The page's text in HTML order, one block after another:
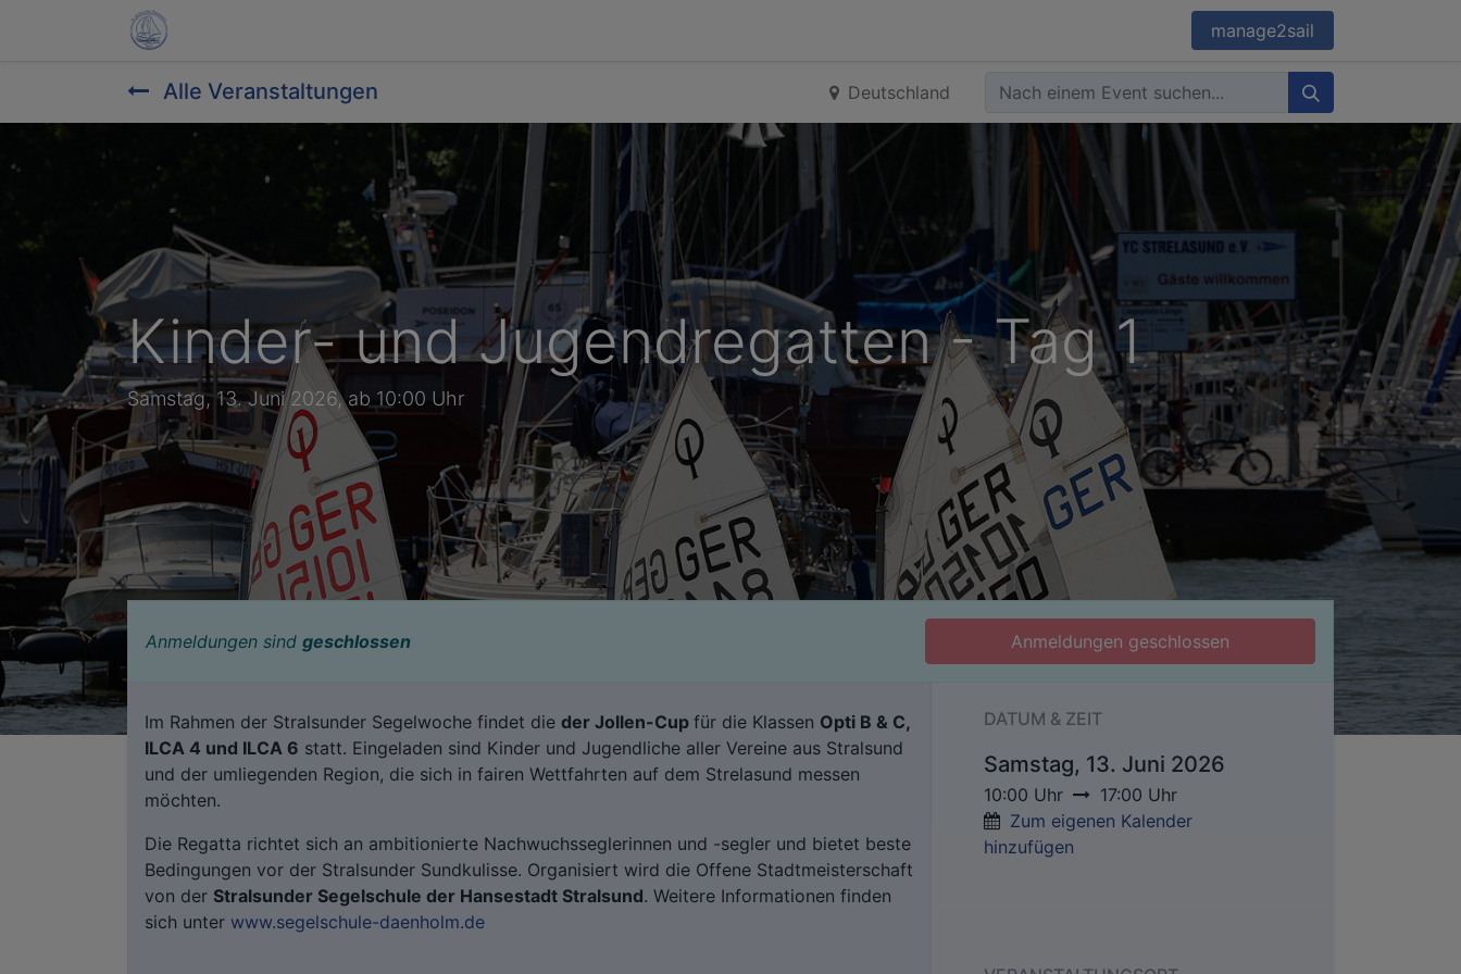
Downloads & Pressemanage2sail
Alle Veranstaltungen Deutschland
Kinder- und Jugendregatten - Tag 1
Samstag, 13. Juni 2026, ab 10:00 Uhr
Anmeldungen sind geschlossen Anmeldungen geschlossen
Im Rahmen der Stralsunder Segelwoche findet die der Jollen-Cup für die Klassen Opti B & C,
ILCA 4 und ILCA 6 statt. Eingeladen sind Kinder und Jugendliche aller Vereine aus Stralsund
und der umliegenden Region, die sich in fairen Wettfahrten auf dem Strelasund messen
möchten.
Die Regatta richtet sich an ambitionierte Nachwuchsseglerinnen und -segler und bietet beste
Bedingungen vor der Stralsunder Sundkulisse. Organisiert wird die Offene Stadtmeisterschaft
von der Stralsunder Segelschule der Hansestadt Stralsund. Weitere Informationen finden
sich unter www.segelschule-daenholm.de
DATUM & ZEIT
Samstag, 13. Juni 2026
10:00 Uhr 17:00 Uhr
Zum eigenen Kalender
hinzufügen